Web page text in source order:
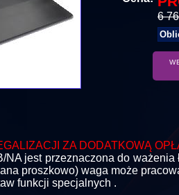
6
ZA DODATKOWĄ
jest przeznaczona do ważenia
proszkowo) waga może
funkcji specjalnych .